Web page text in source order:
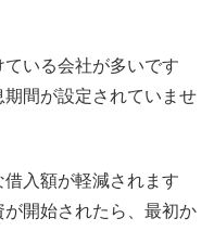
いる会社が多いです
間が設定されていませ
入額が軽減されます
開始されたら、最初か